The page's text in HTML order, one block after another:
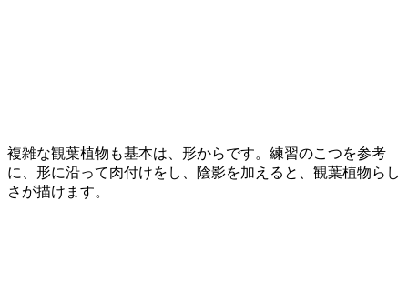
複雑な観葉植物も基本は、形からです。練習のこつを参考
に、形に沿って肉付けをし、陰影を加えると、観葉植物らし
さが描けます。